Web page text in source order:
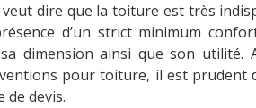
veut dire que la toiture est très
d’un strict minimum
dimension ainsi que son utilité.
pour toiture, il est prudent
de devis.